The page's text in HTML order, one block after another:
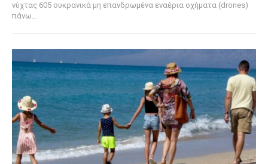
νύχτας 605 ουκρανικά μη επανδρωμένα εναέρια οχήματα (drones)
πάνω...